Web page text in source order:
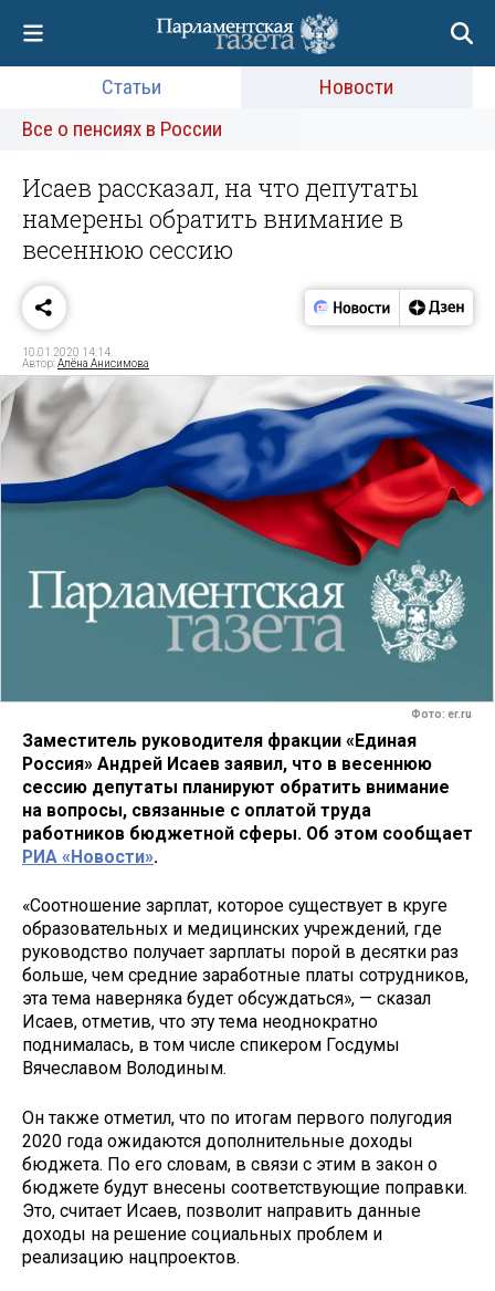
Статьи
Новости
Все о пенсиях в России
Исаев рассказал, на что депутаты
намерены обратить внимание в
весеннюю сессию
10.01.2020 14:14
Автор:Алёна Анисимова
Фото: er.ru
Заместитель руководителя фракции «Единая
Россия» Андрей Исаев заявил, что в весеннюю
сессию депутаты планируют обратить внимание
на вопросы, связанные с оплатой труда
работников бюджетной сферы. Об этом сообщает
РИА «Новости».
«Соотношение зарплат, которое существует в круге
образовательных и медицинских учреждений, где
руководство получает зарплаты порой в десятки раз
больше, чем средние заработные платы сотрудников,
эта тема наверняка будет обсуждаться», — сказал
Исаев, отметив, что эту тема неоднократно
поднималась, в том числе спикером Госдумы
Вячеславом Володиным.
Он также отметил, что по итогам первого полугодия
2020 года ожидаются дополнительные доходы
бюджета. По его словам, в связи с этим в закон о
бюджете будут внесены соответствующие поправки.
Это, считает Исаев, позволит направить данные
доходы на решение социальных проблем и
реализацию нацпроектов.